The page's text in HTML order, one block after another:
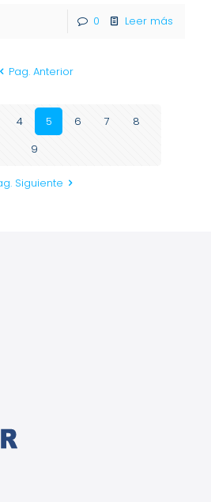
0 Leer más
Pag. Anterior
4 5 6 7
8
9
Siguiente